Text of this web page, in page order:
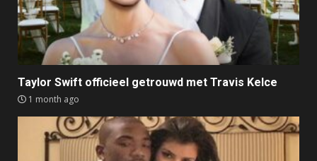
Taylor Swift officieel getrouwd met Travis Kelce
1 month ago